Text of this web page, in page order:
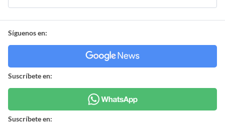
Síguenos en:
Suscríbete en:
Suscríbete en: